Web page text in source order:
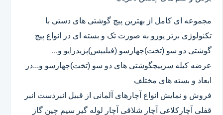
مجموعه ای کامل از بهترین پیچ گوشتی های دستی با
تکنولوژی برتر یورو به صورت تک و بسته ای در انواع پیچ
گوشتی دو سو (تخت)چهارسو (فیلیپس)پزیدرایو و...
عرضه کیله سرپیچگوشتی های دو سو (تخت)چهارسو و...در
ابعاد و بسته های مختلف
فروش و نمایش انواع آچارهای آلمانی از قبیل انبردست انبر
قفلی آچارکلاغی آچار شلاقی آچار لوله گیر سیم چین گاز